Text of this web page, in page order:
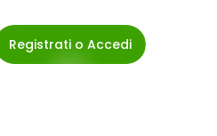
Registrati o Accedi